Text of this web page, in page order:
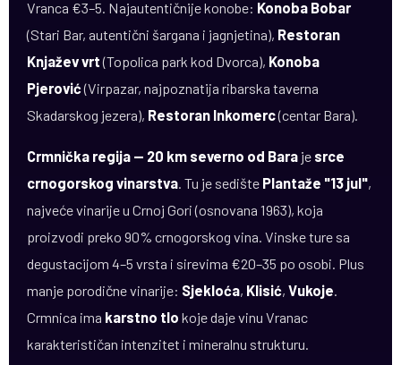
Vranca €3–5. Najautentičnije konobe: Konoba Bobar
(Stari Bar, autentični šargana i jagnjetina), Restoran
Knjažev vrt(Topolica park kod Dvorca), Konoba
Pjerović(Virpazar, najpoznatija ribarska taverna
Skadarskog jezera), Restoran Inkomerc(centar Bara).
Crmnička regija — 20 km severno od Bara je srce
crnogorskog vinarstva. Tu je sedište Plantaže "13 jul",
najveće vinarije u Crnoj Gori (osnovana 1963), koja
proizvodi preko 90% crnogorskog vina. Vinske ture sa
degustacijom 4–5 vrsta i sirevima €20–35 po osobi. Plus
manje porodične vinarije: Sjekloća, Klisić, Vukoje.
Crmnica ima karstno tlo koje daje vinu Vranac
karakterističan intenzitet i mineralnu strukturu.